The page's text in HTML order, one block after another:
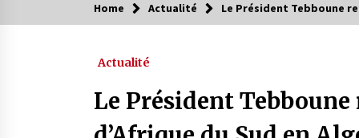
Contes de chez nous
4 ans ago
Home Actualité Le Président Tebboune
Actualité
Le Président